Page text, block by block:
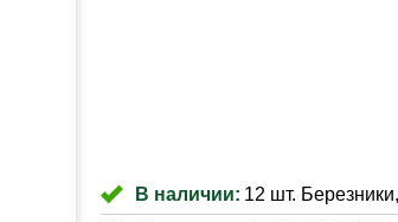
В наличии: 12 шт.